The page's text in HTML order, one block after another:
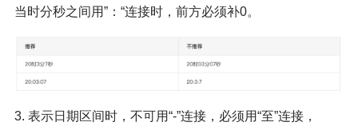
当时分秒之间用”：“连接时，前方必须补0。
3. 表示日期区间时，不可用“-”连接，必须用“至”连接，